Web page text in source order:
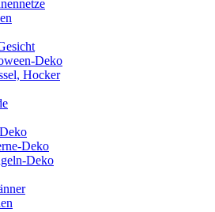
Deko
Hocker
Deko
Deko